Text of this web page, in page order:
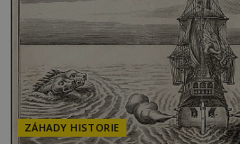
ZÁHADY HISTORIE